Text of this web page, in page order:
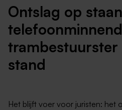
Ontslag op
trambestuurster
stand
Het blijft voer voor juristen: het